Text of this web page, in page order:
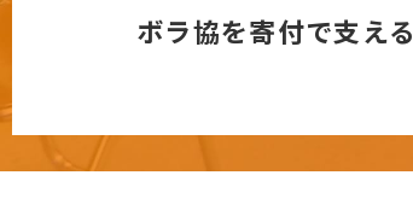
ボラ協を寄付で支える